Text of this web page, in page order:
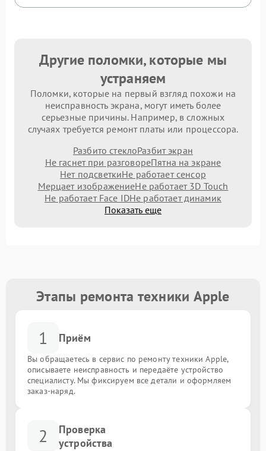
Другие поломки, которые мы
устраняем
Поломки, которые на первый взгляд похожи на
неисправность экрана, могут иметь более
серьезные причины. Например, в сложных
случаях требуется ремонт платы или процессора.
Разбито стеклоРазбит экран
Не гаснет при разговореПятна на экране
Нет подсветкиНе работает сенсор
Мерцает изображениеНе работает 3D Touch
Не работает Face IDНе работает динамик
Показать еще
Этапы ремонта техники Apple
1 Приём
Вы обращаетесь в сервис по ремонту техники Apple,
описываете неисправность и передаёте устройство
специалисту. Мы фиксируем все детали и оформляем
заказ-наряд.
2
Проверка
устройства